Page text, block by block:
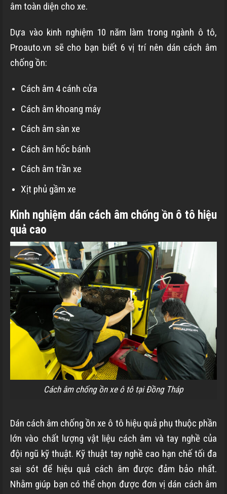
âm toàn diện cho xe.
Dựa vào kinh nghiệm 10 năm làm trong ngành ô tô,
Proauto.vn sẽ cho bạn biết 6 vị trí nên dán cách âm
chống ồn:
Cách âm 4 cánh cửa
Cách âm khoang máy
Cách âm sàn xe
Cách âm hốc bánh
Cách âm trần xe
Xịt phủ gầm xe
Kinh nghiệm dán cách âm chống ồn ô tô hiệu
quả cao
Cách âm chống ồn xe ô tô tại Đồng Tháp
Dán cách âm chống ồn xe ô tô hiệu quả phụ thuộc phần
lớn vào chất lượng vật liệu cách âm và tay nghề của
đội ngũ kỹ thuật. Kỹ thuật tay nghề cao hạn chế tối đa
sai sót để hiệu quả cách âm được đảm bảo nhất.
Nhằm giúp bạn có thể chọn được đơn vị dán cách âm